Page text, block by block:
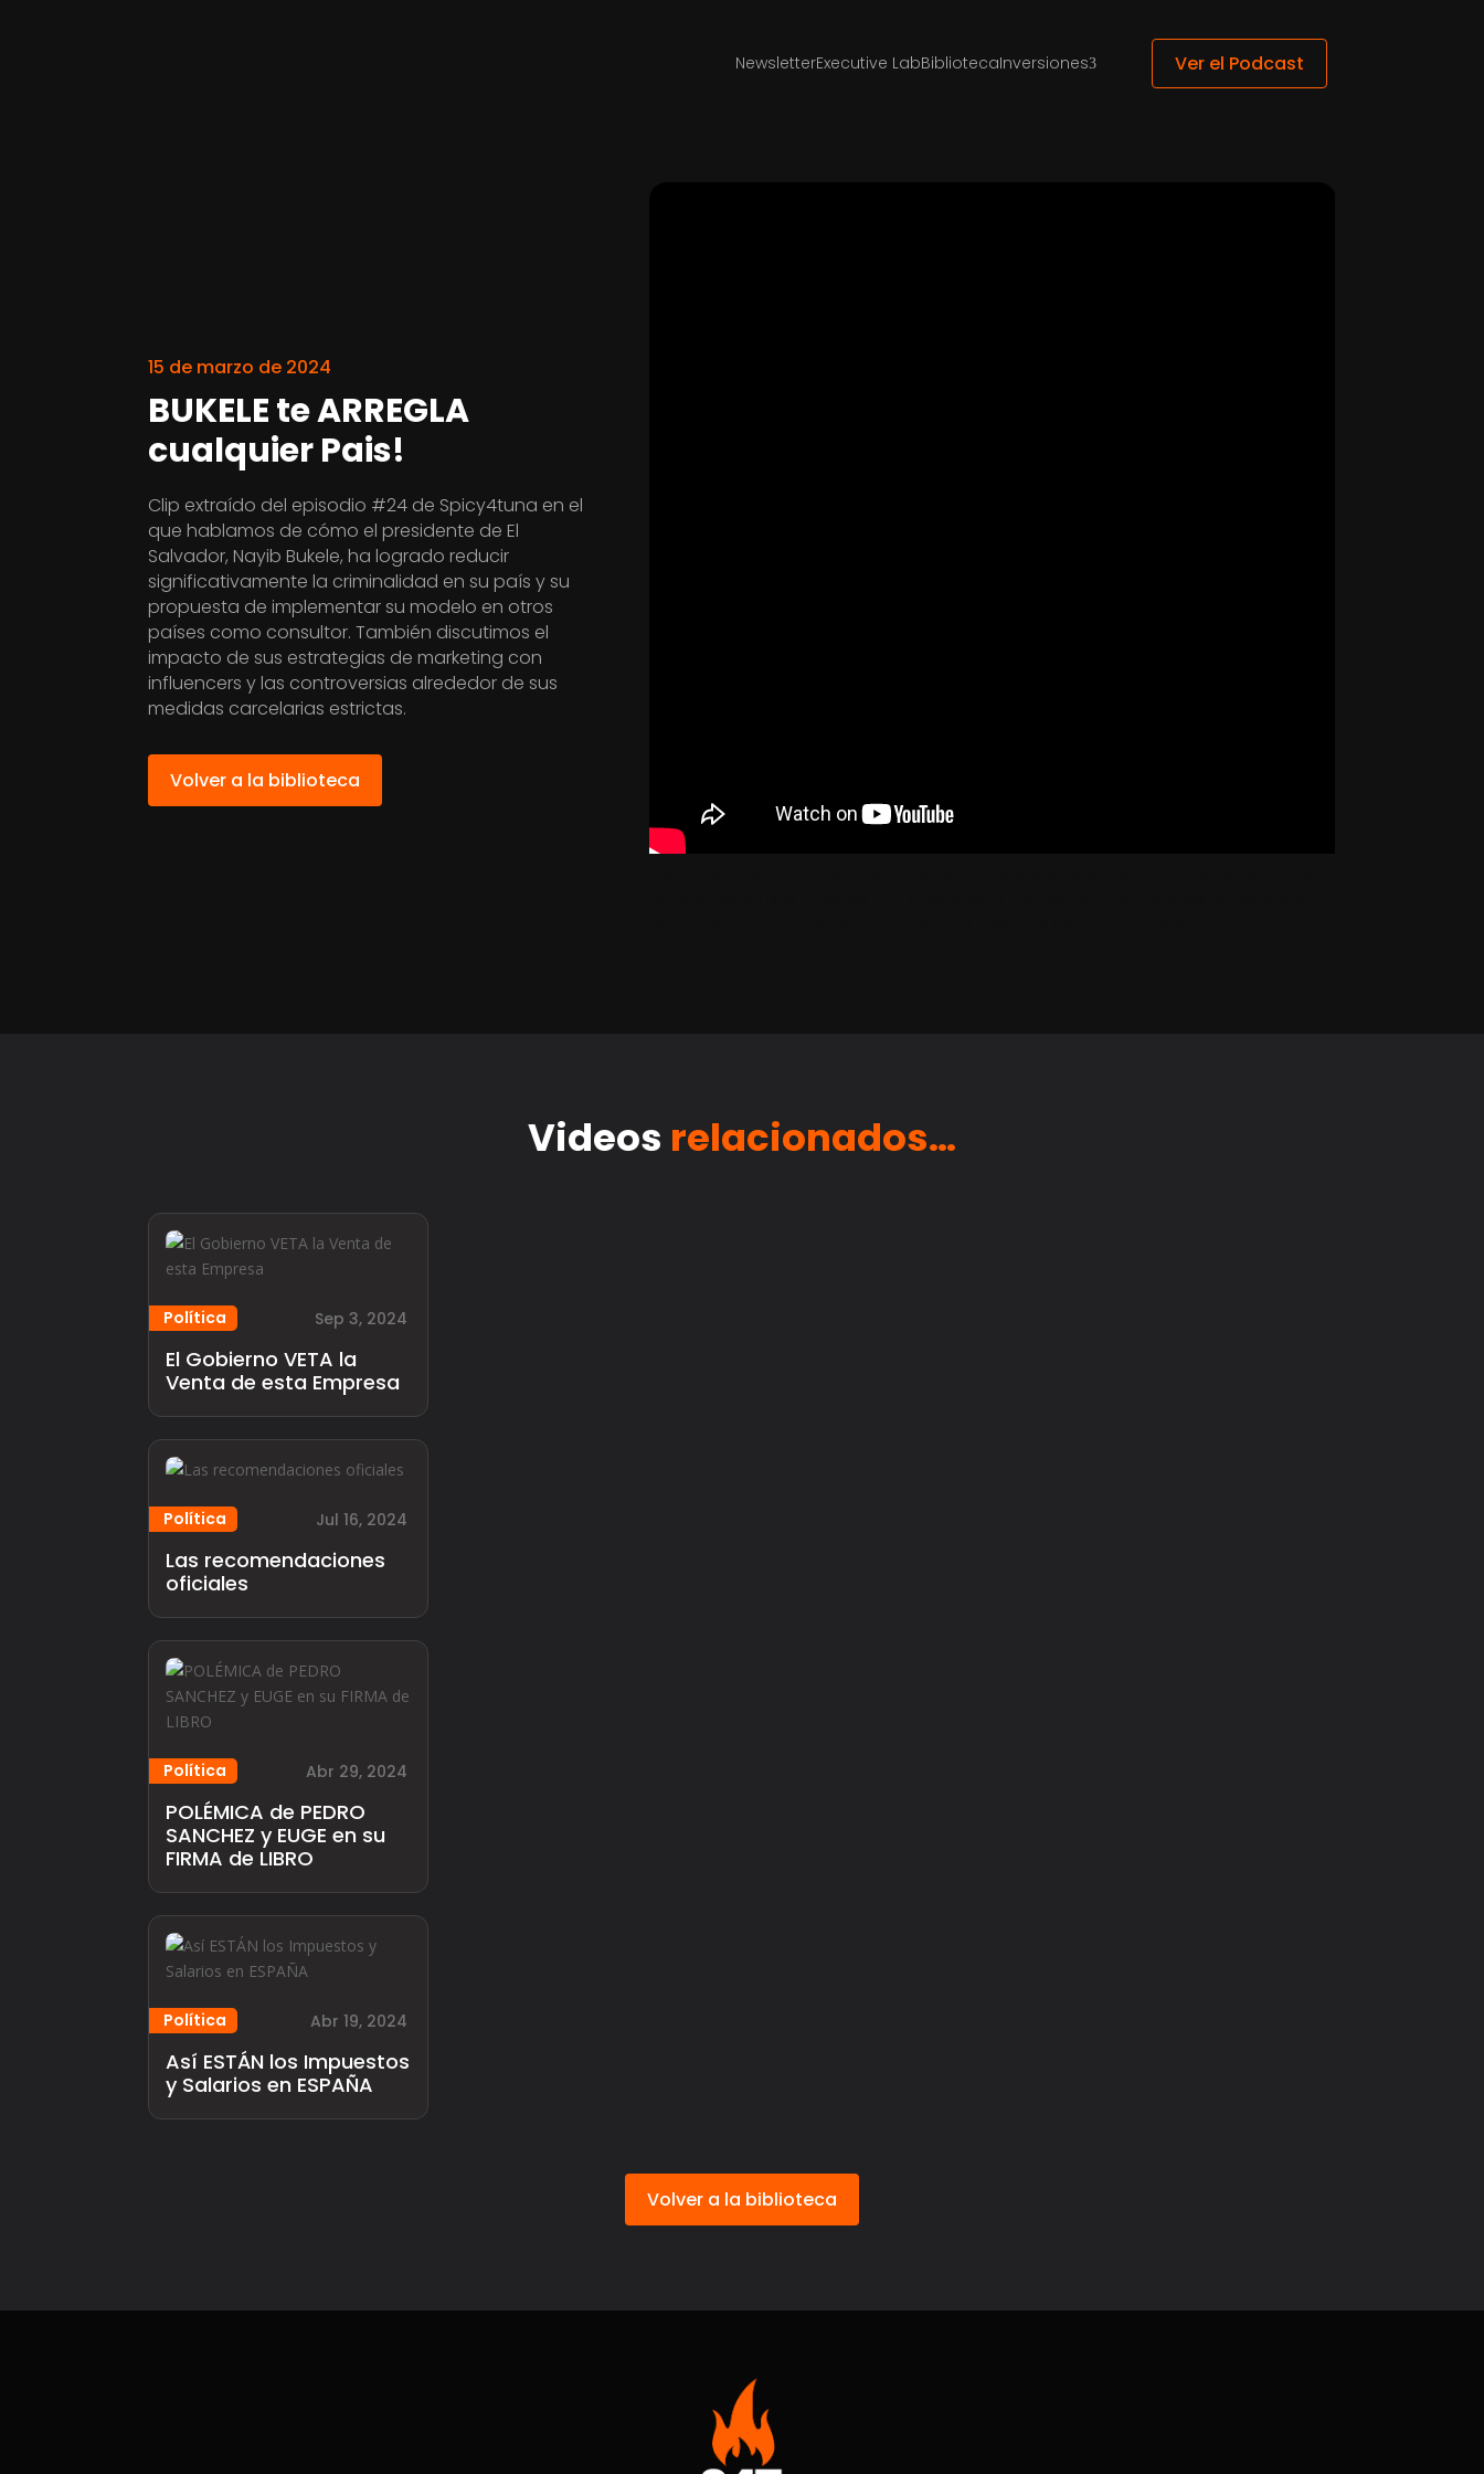
NewsletterExecutive LabBibliotecaInversiones3 Ver el Podcast
15 de marzo de 2024
BUKELE te ARREGLA
cualquier Pais!
Clip extraído del episodio #24 de Spicy4tuna en el
que hablamos de cómo el presidente de El
Salvador, Nayib Bukele, ha logrado reducir
significativamente la criminalidad en su país y su
propuesta de implementar su modelo en otros
países como consultor. También discutimos el
impacto de sus estrategias de marketing con
influencers y las controversias alrededor de sus
medidas carcelarias estrictas.
Volver a la biblioteca
Videos relacionados…
Política Sep 3, 2024
El Gobierno VETA la
Venta de esta Empresa
Política Jul 16, 2024
Las recomendaciones
oficiales
Política Abr 29, 2024
POLÉMICA de PEDRO
SANCHEZ y EUGE en su
FIRMA de LIBRO
Política Abr 19, 2024
Así ESTÁN los Impuestos
y Salarios en ESPAÑA
Volver a la biblioteca